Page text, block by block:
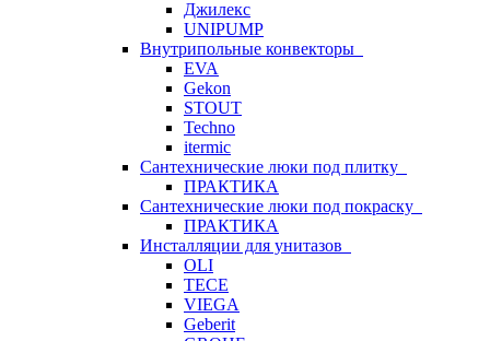
Джилекс
UNIPUMP
Внутрипольные конвекторы
EVA
Gekon
STOUT
Techno
itermic
Сантехнические люки под плитку
ПРАКТИКА
Сантехнические люки под покраску
ПРАКТИКА
Инсталляции для унитазов
OLI
TECE
VIEGA
Geberit